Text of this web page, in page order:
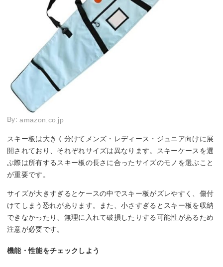
By:amazon.co.jp
スキー板は大きく分けてメンズ・レディース・ジュニア向けに展
開されており、それぞれサイズは異なります。スキーケースを選
ぶ際は所有するスキー板の長さに合ったサイズのモノを選ぶこと
が重要です。
サイズが大きすぎるとケースの中でスキー板がズレやすく、傷付
けてしまう恐れがあります。また、小さすぎるとスキー板を収納
できなかったり、無理に入れて破損したりする可能性があるため
注意が必要です。
機能・性能をチェックしよう